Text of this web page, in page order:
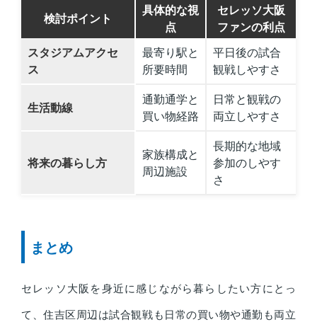
検討ポイント
具体的な視
点
セレッソ大阪
ファンの利点
スタジアムアクセ
ス
最寄り駅と
所要時間
平日後の試合
観戦しやすさ
生活動線
通勤通学と
買い物経路
日常と観戦の
両立しやすさ
将来の暮らし方
家族構成と
周辺施設
長期的な地域
参加のしやす
さ
まとめ
セレッソ大阪を身近に感じながら暮らしたい方にとっ
て、住吉区周辺は試合観戦も日常の買い物や通勤も両立